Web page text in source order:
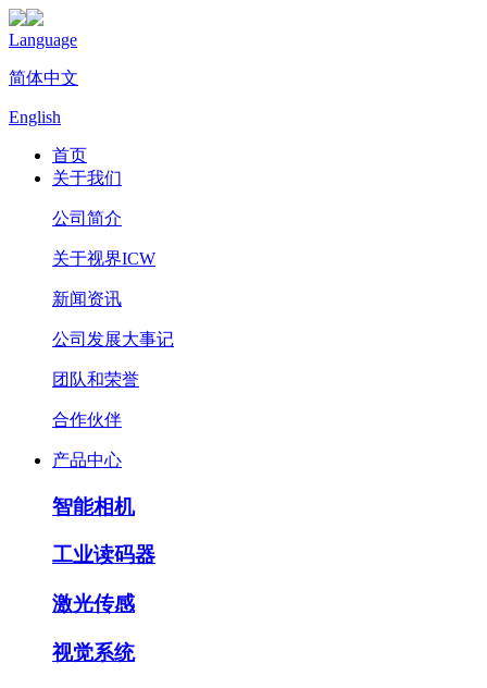
Language
简体中文
English
首页
关于我们
公司简介
关于视界ICW
新闻资讯
公司发展大事记
团队和荣誉
合作伙伴
产品中心
智能相机
工业读码器
激光传感
视觉系统